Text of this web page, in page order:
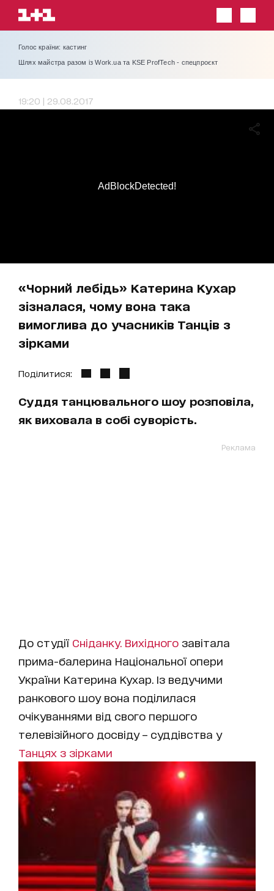
Голос країни: кастинг
Шлях майстра разом із Work.ua та KSE ProfTech - спецпроєкт
19:20 | 29.08.2017
«Чорний лебідь» Катерина Кухар
зізналася, чому вона така
вимоглива до учасників Танців з
зірками
AdBlockDetected!
Поділитися:
Суддя танцювального шоу розповіла,
як виховала в собі суворість.
Реклама
До студії Сніданку. Вихідного завітала
прима-балерина Національної опери
України Катерина Кухар. Із ведучими
ранкового шоу вона поділилася
очікуваннями від свого першого
телевізійного досвіду – суддівства у
Танцях з зірками